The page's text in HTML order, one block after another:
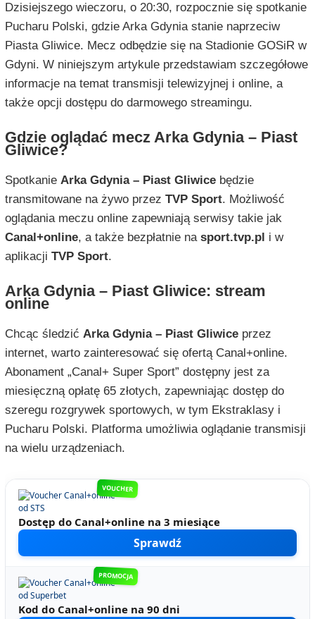
Dzisiejszego wieczoru, o 20:30, rozpocznie się spotkanie
Pucharu Polski, gdzie Arka Gdynia stanie naprzeciw
Piasta Gliwice. Mecz odbędzie się na Stadionie GOSiR w
Gdyni. W niniejszym artykule przedstawiam szczegółowe
informacje na temat transmisji telewizyjnej i online, a
także opcji dostępu do darmowego streamingu.
Gdzie oglądać mecz Arka Gdynia – Piast
Gliwice?
Spotkanie Arka Gdynia – Piast Gliwicebędzie
transmitowane na żywo przez TVP Sport. Możliwość
oglądania meczu online zapewniają serwisy takie jak
Canal+online, a także bezpłatnie na sport.tvp.pl i w
aplikacji TVP Sport.
Arka Gdynia – Piast Gliwice: stream
online
Chcąc śledzić Arka Gdynia – Piast Gliwiceprzez
internet, warto zainteresować się ofertą Canal+online.
Abonament „Canal+ Super Sport” dostępny jest za
miesięczną opłatę 65 złotych, zapewniając dostęp do
szeregu rozgrywek sportowych, w tym Ekstraklasy i
Pucharu Polski. Platforma umożliwia oglądanie transmisji
na wielu urządzeniach.
VOUCHER
Dostęp do Canal+online na 3 miesiące
Sprawdź
PROMOCJA
Kod do Canal+online na 90 dni